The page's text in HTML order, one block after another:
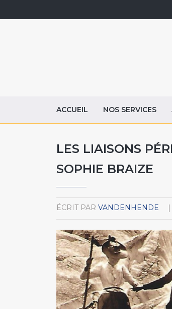
ACCUEIL NOS SERVICES
LES LIAISONS
SOPHIE BRAIZE
ÉCRIT PAR VANDENHENDE